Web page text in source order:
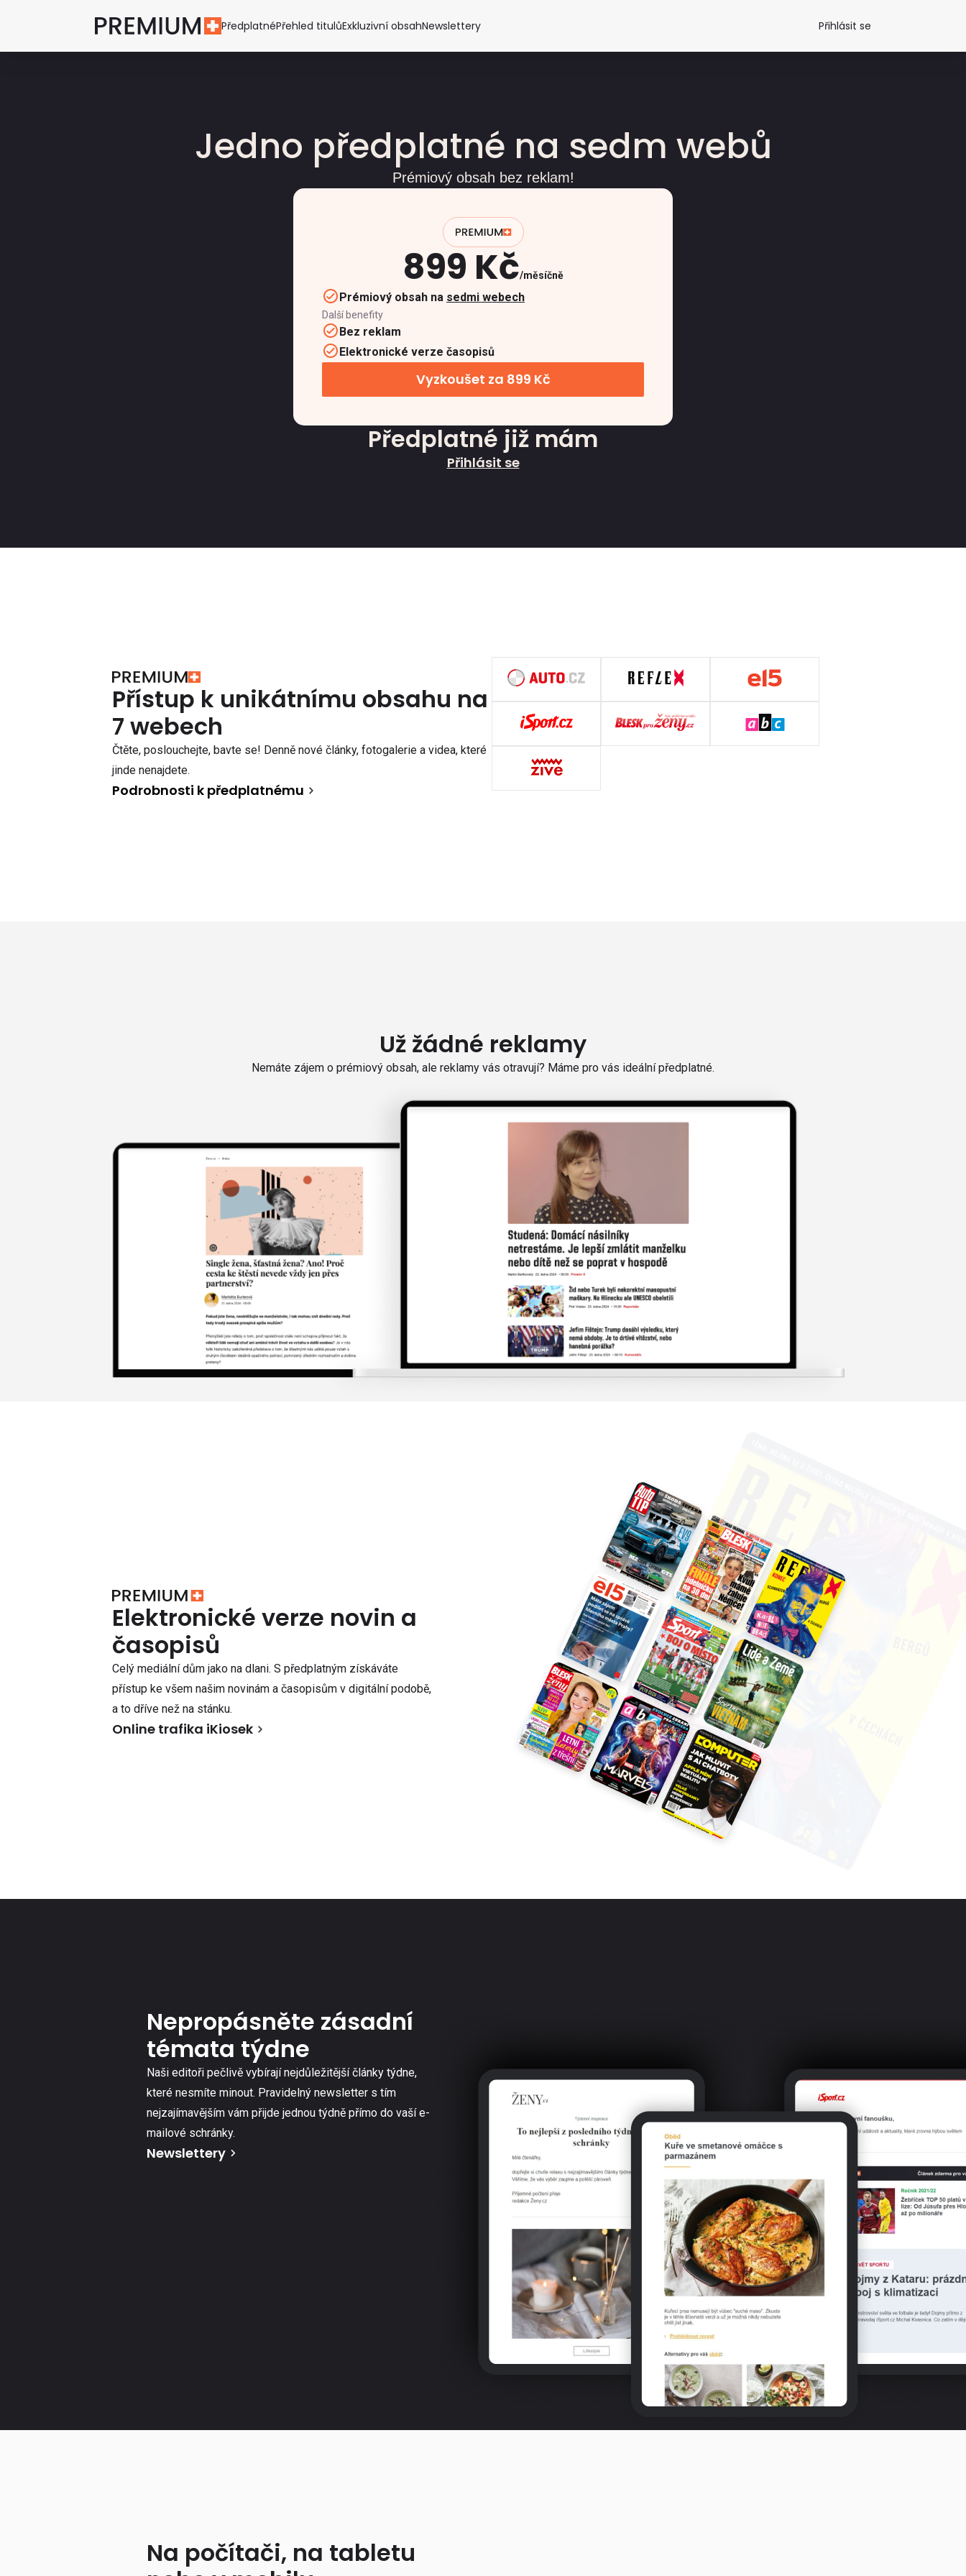
PředplatnéPřehled titulůExkluzivní obsahNewslettery Přihlásit se
Jedno předplatné na sedm webů
Prémiový obsah bez reklam!
899 Kč měsíčně
Prémiový obsah na sedmi webech
Další benefity
Bez reklam
Elektronické verze časopisů
Vyzkoušet za 899 Kč
Předplatné již mám
Přihlásit se
Přístup k unikátnímu obsahu na
7 webech
Čtěte, poslouchejte, bavte se! Denně nové články, fotogalerie a videa, které
jinde nenajdete.
Podrobnosti k předplatnému
Už žádné reklamy
Nemáte zájem o prémiový obsah, ale reklamy vás otravují? Máme pro vás ideální předplatné.
Elektronické verze novin a
časopisů
Celý mediální dům jako na dlani. S předplatným získáváte
přístup ke všem našim novinám a časopisům v digitální podobě,
a to dříve než na stánku.
Online trafika iKiosek
Nepropásněte zásadní
témata týdne
Naši editoři pečlivě vybírají nejdůležitější články týdne,
které nesmíte minout. Pravidelný newsletter s tím
nejzajímavějším vám přijde jednou týdně přímo do vaší e-
mailové schránky.
Newslettery
Na počítači, na tabletu